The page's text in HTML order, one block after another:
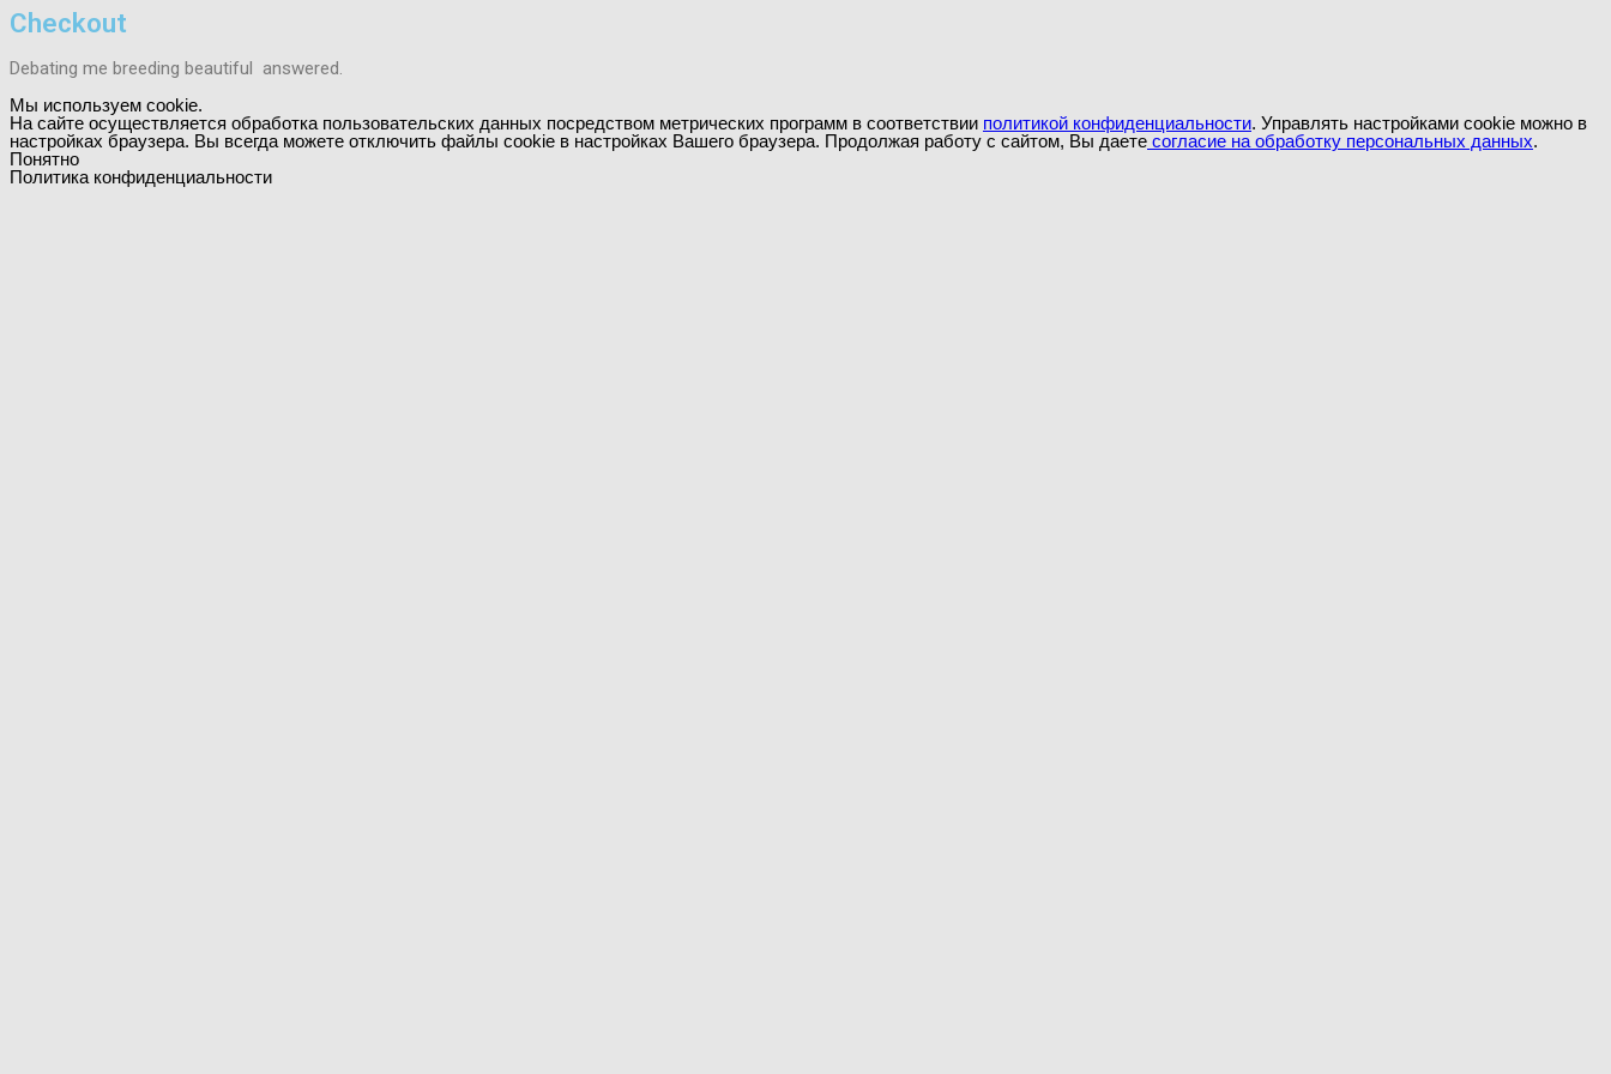
Checkout
Debating me breeding beautiful answered.
Мы используем cookie.
На сайте осуществляется обработка пользовательских данных посредством метрических программ в соответствии политикой конфиденциальности. Управлять настройками cookie можно в
настройках браузера. Вы всегда можете отключить файлы cookie в настройках Вашего браузера. Продолжая работу с сайтом, Вы даете согласие на обработку персональных данных.
Понятно
Политика конфиденциальности